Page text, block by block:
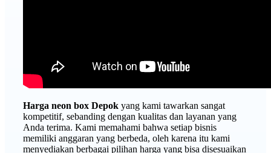
Harga neon box Depok yang kami tawarkan sangat
kompetitif, sebanding dengan kualitas dan layanan yang
Anda terima. Kami memahami bahwa setiap bisnis
memiliki anggaran yang berbeda, oleh karena itu kami
menyediakan berbagai pilihan harga yang bisa disesuaikan